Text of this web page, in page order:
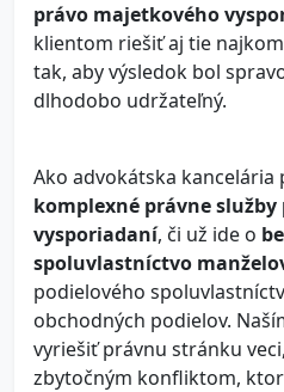
právo majetkového
klientom riešiť aj tie
tak, aby výsledok bol
dlhodobo udržateľný.
Ako advokátska kancelária
komplexné právne
vysporiadaní, či už ide o
spoluvlastníctvo
podielového
obchodných podielov.
vyriešiť právnu stránku
zbytočným konfliktom,